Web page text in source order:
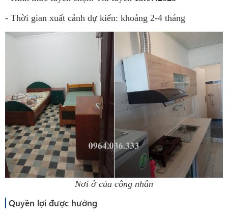
- Thời gian xuất cảnh dự kiến: khoảng 2-4 tháng
Nơi ở của công nhân
Quyền lợi được hưởng